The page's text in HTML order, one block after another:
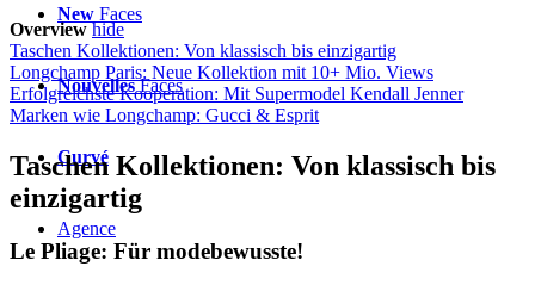
New Faces
NouvellesFaces
Curvé
Agence
Overview hide
Taschen Kollektionen: Von klassisch bis einzigartig
Longchamp Paris: Neue Kollektion mit 10+ Mio. Views
Erfolgreichste Kooperation: Mit Supermodel Kendall Jenner
Marken wie Longchamp: Gucci & Esprit
Taschen Kollektionen: Von klassisch bis
einzigartig
Le Pliage: Für modebewusste!